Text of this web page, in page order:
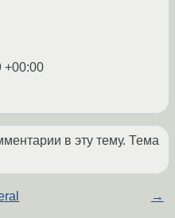
+00:00
в эту тему. Тема
→